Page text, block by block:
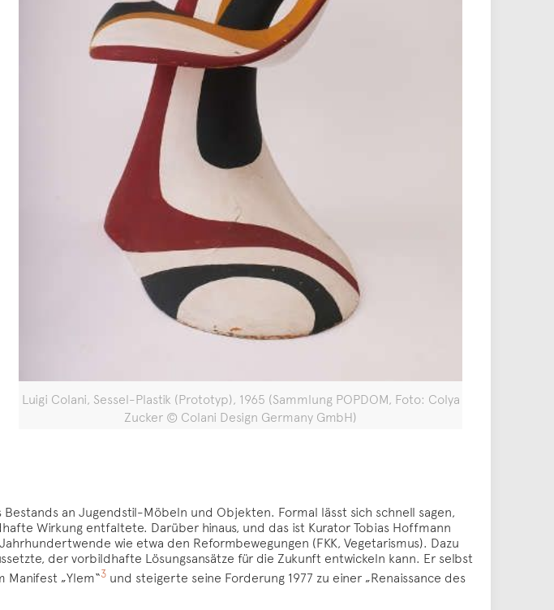
Luigi Colani, Sessel-Plastik (Prototyp), 1965 (Sammlung POPDOM, Foto: Colya
Zucker © Colani Design Germany GmbH)
an Jugendstil-Möbeln und Objekten. Formal lässt sich schnell sagen,
Wirkung entfaltete. Darüber hinaus, und das ist Kurator Tobias Hoffmann
wie etwa den Reformbewegungen (FKK, Vegetarismus). Dazu
der vorbildhafte Lösungsansätze für die Zukunft entwickeln kann. Er selbst
Manifest „Ylem“3und steigerte seine Forderung 1977 zu einer „Renaissance des